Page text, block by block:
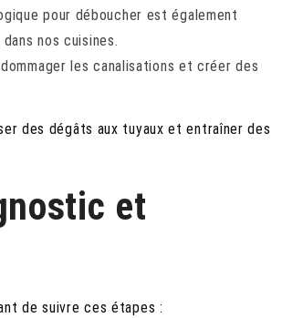
pour déboucher est également
nos cuisines.
les canalisations et créer des
des dégâts aux tuyaux et entraîner des
et
de suivre ces étapes :